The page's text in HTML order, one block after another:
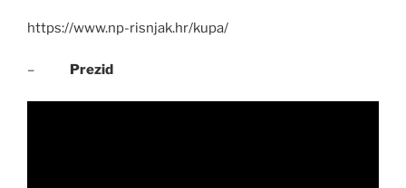
https://www.np-risnjak.hr/kupa/
– Prezid